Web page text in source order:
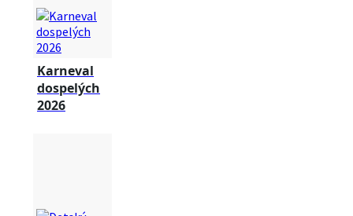
Karneval
dospelých
2026